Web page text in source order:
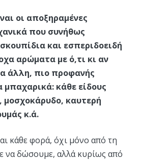
οι αποξηραμένες
που συνήθως
και εσπεριδοειδή
αρώματα με ό,τι κι αν
άλλη, πιο προφανής
μπαχαρικά: κάθε είδους
μοσχοκάρυδο, καυτερή
κ.ά.
κάθε φορά, όχι μόνο από τη
να δώσουμε, αλλά κυρίως από